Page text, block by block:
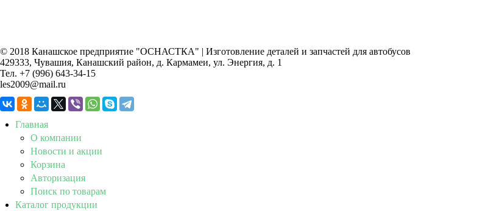
© 2018 Канашское предприятие "ОСНАСТКА" | Изготовление деталей и запчастей для автобусов
429333, Чувашия, Канашский район, д. Кармамеи, ул. Энергия, д. 1
Тел. +7 (996) 643-34-15
les2009@mail.ru
Главная
О компании
Новости и акции
Корзина
Авторизация
Поиск по товарам
Каталог продукции